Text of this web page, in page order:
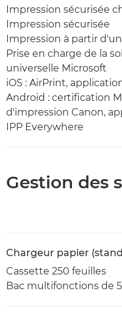
Impression sécurisée
Impression sécurisée
Impression à partir
Prise en charge de la
universelle Microsoft
iOS : AirPrint,
Android : certification
d'impression Canon,
IPP Everywhere
Gestion des
Chargeur papier
Cassette 250 feuilles
Bac multifonctions de